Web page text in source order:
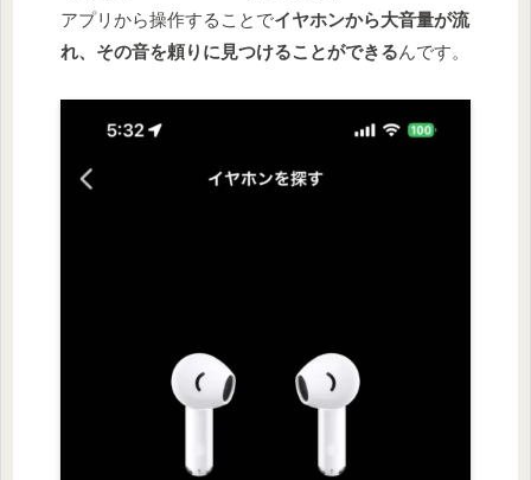
アプリから操作することでイヤホンから大音量が流
れ、その音を頼りに見つけることができるんです。